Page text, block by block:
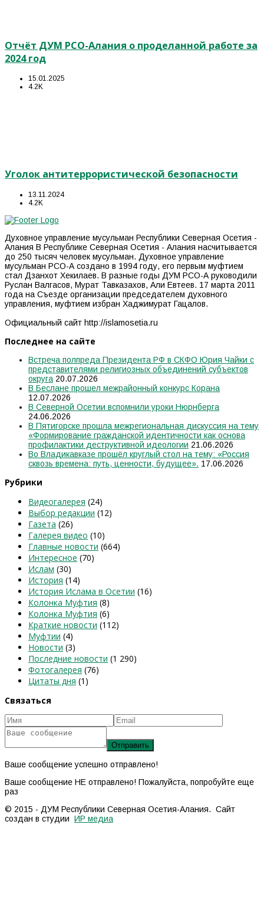
Отчёт ДУМ РСО-Алания о проделанной работе за
2024 год
15.01.2025
4.2K
Уголок антитеррористической безопасности
13.11.2024
4.2K
Духовное управление мусульман Республики Северная Осетия -
Алания В Республике Северная Осетия - Алания насчитывается
до 250 тысяч человек мусульман. Духовное управление
мусульман РСО-А создано в 1994 году, его первым муфтием
стал Дзанхот Хекилаев. В разные годы ДУМ РСО-А руководили
Руслан Валгасов, Мурат Тавказахов, Али Евтеев. 17 марта 2011
года на Съезде организации председателем духовного
управления, муфтием избран Хаджимурат Гацалов.
Официальный сайт http://islamosetia.ru
Последнее на сайте
Встреча полпреда Президента РФ в СКФО Юрия Чайки с
представителями религиозных объединений субъектов
округа 20.07.2026
В Беслане прошел межрайонный конкурс Корана
12.07.2026
В Северной Осетии вспомнили уроки Нюрнберга
24.06.2026
В Пятигорске прошла межрегиональная дискуссия на тему
«Формирование гражданской идентичности как основа
профилактики деструктивной идеологии 21.06.2026
Во Владикавказе прошёл круглый стол на тему: «Россия
сквозь времена: путь, ценности, будущее». 17.06.2026
Рубрики
Видеогалерея (24)
Выбор редакции (12)
Газета (26)
Галерея видео (10)
Главные новости (664)
Интересное (70)
Ислам (30)
История (14)
История Ислама в Осетии (16)
Колонка Муфтия (8)
Колонка Муфтия (6)
Краткие новости (112)
Муфтии (4)
Новости (3)
Последние новости (1 290)
Фотогалерея (76)
Цитаты дня (1)
Связаться
Ваше сообщение успешно отправлено!
Ваше сообщение НЕ отправлено! Пожалуйста, попробуйте еще
раз
© 2015 - ДУМ Республики Северная Осетия-Алания. Сайт
создан в студии ИР медиа